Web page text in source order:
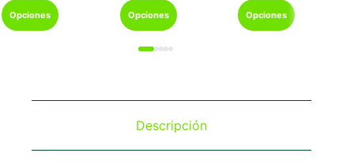
Opciones
Este
producto
opciones
elegir
Opciones
Este
producto
múltiples
opciones
pueden
elegir
Opciones
Este
producto
opciones
elegir
Descripción